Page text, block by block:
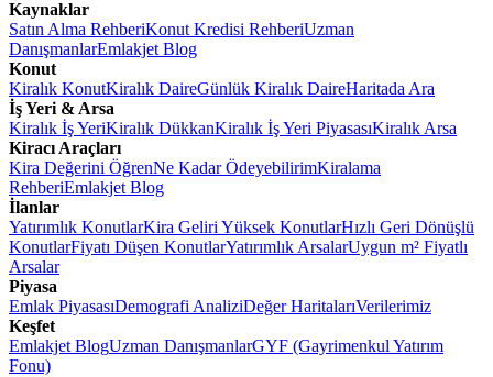
Kaynaklar
Satın Alma RehberiKonut Kredisi RehberiUzman
DanışmanlarEmlakjet Blog
Konut
Kiralık KonutKiralık DaireGünlük Kiralık DaireHaritada Ara
İş Yeri & Arsa
Kiralık İş YeriKiralık DükkanKiralık İş Yeri PiyasasıKiralık Arsa
Kiracı Araçları
Kira Değerini ÖğrenNe Kadar ÖdeyebilirimKiralama
RehberiEmlakjet Blog
İlanlar
Yatırımlık KonutlarKira Geliri Yüksek KonutlarHızlı Geri Dönüşlü
KonutlarFiyatı Düşen KonutlarYatırımlık ArsalarUygun m² Fiyatlı
Arsalar
Piyasa
Emlak PiyasasıDemografi AnaliziDeğer HaritalarıVerilerimiz
Keşfet
Emlakjet BlogUzman DanışmanlarGYF (Gayrimenkul Yatırım
Fonu)